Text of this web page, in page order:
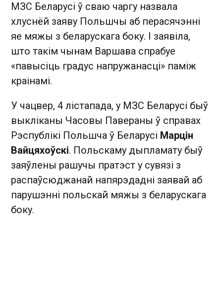
МЗС Беларусі ў сваю чаргу назвала
хлуснёй заяву Польшчы аб перасячэнні
яе мяжы з беларускага боку. І заявіла,
што такім чынам Варшава спрабуе
«павысіць градус напружанасці» паміж
краінамі.
У чацвер, 4 лістапада, у МЗС Беларусі быў
выкліканы Часовы Павераны ў справах
Рэспублікі Польшча ў Беларусі Марцін
Вайцяхоўскі. Польскаму дыпламату быў
заяўлены рашучы пратэст у сувязі з
распаўсюджанай напярэдадні заявай аб
парушэнні польскай мяжы з беларускага
боку.